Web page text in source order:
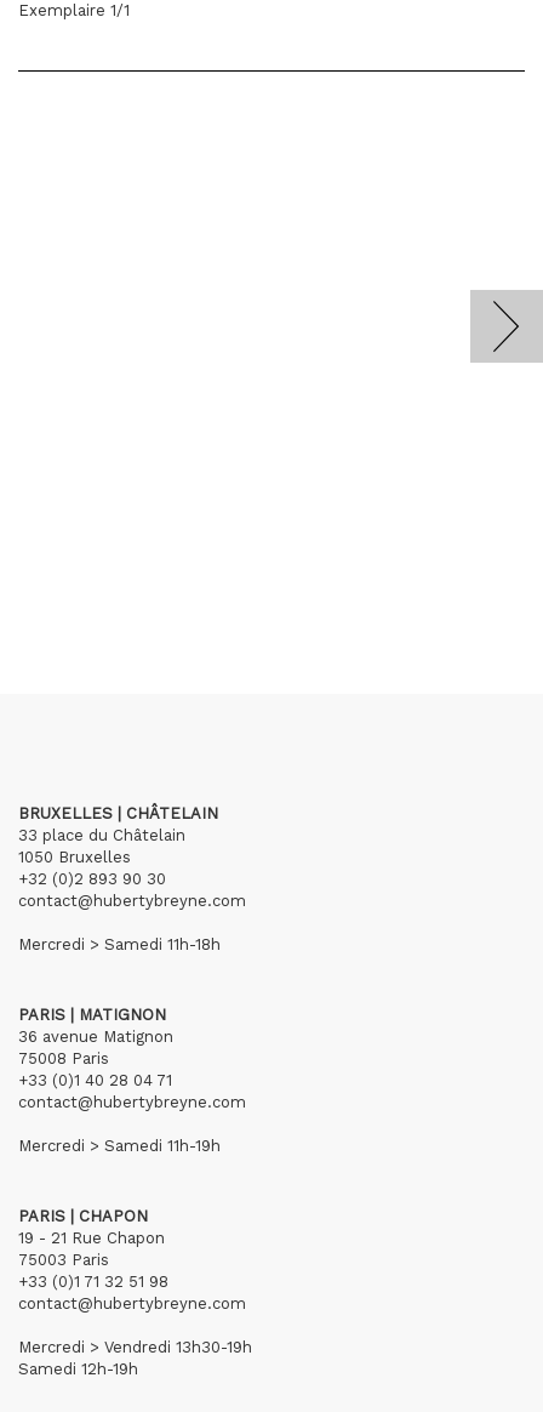
Exemplaire 1/1
BRUXELLES | CHÂTELAIN
33 place du Châtelain
1050 Bruxelles
+32 (0)2 893 90 30
contact@hubertybreyne.com
Mercredi > Samedi 11h-18h
PARIS | MATIGNON
36 avenue Matignon
75008 Paris
+33 (0)1 40 28 04 71
contact@hubertybreyne.com
Mercredi > Samedi 11h-19h
PARIS | CHAPON
19 - 21 Rue Chapon
75003 Paris
+33 (0)1 71 32 51 98
contact@hubertybreyne.com
Mercredi > Vendredi 13h30-19h
Samedi 12h-19h